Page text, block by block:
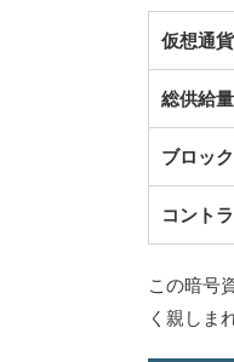
仮想通貨
総供給量
ブロッ
コント
この暗号
く親しま